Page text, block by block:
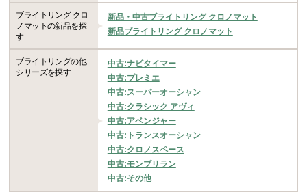
ブライトリング クロ
ノマットの新品を探
す
新品・中古ブライトリング クロノマット
新品ブライトリング クロノマット
ブライトリングの他
シリーズを探す
中古:ナビタイマー
中古:プレミエ
中古:スーパーオーシャン
中古:クラシック アヴィ
中古:アベンジャー
中古:トランスオーシャン
中古:クロノスペース
中古:モンブリラン
中古:その他